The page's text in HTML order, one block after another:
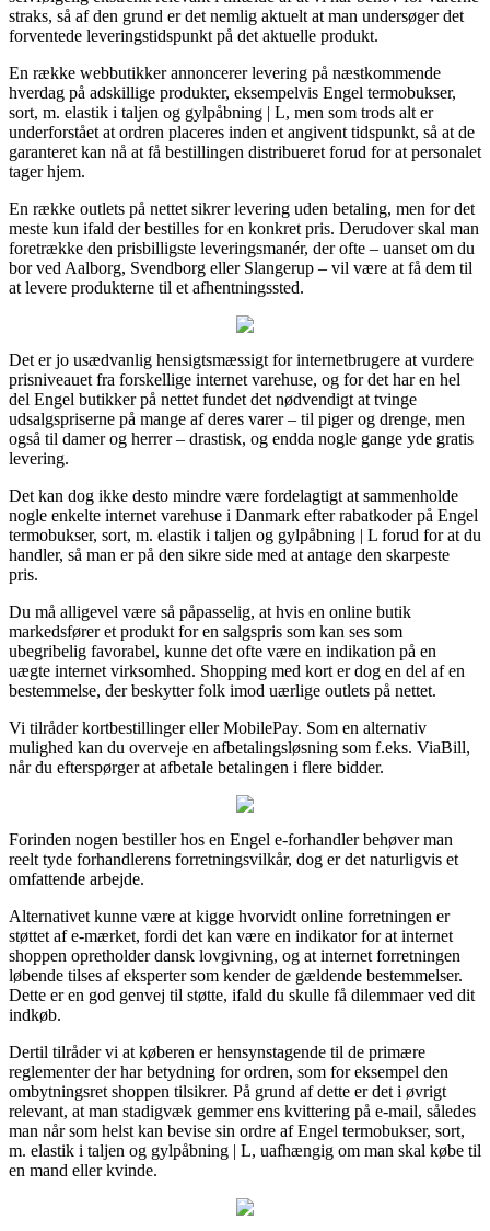
straks, så af den grund er det nemlig aktuelt at man undersøger det
forventede leveringstidspunkt på det aktuelle produkt.
En række webbutikker annoncerer levering på næstkommende
hverdag på adskillige produkter, eksempelvis Engel termobukser,
sort, m. elastik i taljen og gylpåbning | L, men som trods alt er
underforstået at ordren placeres inden et angivent tidspunkt, så at de
garanteret kan nå at få bestillingen distribueret forud for at personalet
tager hjem.
En række outlets på nettet sikrer levering uden betaling, men for det
meste kun ifald der bestilles for en konkret pris. Derudover skal man
foretrække den prisbilligste leveringsmanér, der ofte – uanset om du
bor ved Aalborg, Svendborg eller Slangerup – vil være at få dem til
at levere produkterne til et afhentningssted.
Det er jo usædvanlig hensigtsmæssigt for internetbrugere at vurdere
prisniveauet fra forskellige internet varehuse, og for det har en hel
del Engel butikker på nettet fundet det nødvendigt at tvinge
udsalgspriserne på mange af deres varer – til piger og drenge, men
også til damer og herrer – drastisk, og endda nogle gange yde gratis
levering.
Det kan dog ikke desto mindre være fordelagtigt at sammenholde
nogle enkelte internet varehuse i Danmark efter rabatkoder på Engel
termobukser, sort, m. elastik i taljen og gylpåbning | L forud for at du
handler, så man er på den sikre side med at antage den skarpeste
pris.
Du må alligevel være så påpasselig, at hvis en online butik
markedsfører et produkt for en salgspris som kan ses som
ubegribelig favorabel, kunne det ofte være en indikation på en
uægte internet virksomhed. Shopping med kort er dog en del af en
bestemmelse, der beskytter folk imod uærlige outlets på nettet.
Vi tilråder kortbestillinger eller MobilePay. Som en alternativ
mulighed kan du overveje en afbetalingsløsning som f.eks. ViaBill,
når du efterspørger at afbetale betalingen i flere bidder.
Forinden nogen bestiller hos en Engel e-forhandler behøver man
reelt tyde forhandlerens forretningsvilkår, dog er det naturligvis et
omfattende arbejde.
Alternativet kunne være at kigge hvorvidt online forretningen er
støttet af e-mærket, fordi det kan være en indikator for at internet
shoppen opretholder dansk lovgivning, og at internet forretningen
løbende tilses af eksperter som kender de gældende bestemmelser.
Dette er en god genvej til støtte, ifald du skulle få dilemmaer ved dit
indkøb.
Dertil tilråder vi at køberen er hensynstagende til de primære
reglementer der har betydning for ordren, som for eksempel den
ombytningsret shoppen tilsikrer. På grund af dette er det i øvrigt
relevant, at man stadigvæk gemmer ens kvittering på e-mail, således
man når som helst kan bevise sin ordre af Engel termobukser, sort,
m. elastik i taljen og gylpåbning | L, uafhængig om man skal købe til
en mand eller kvinde.